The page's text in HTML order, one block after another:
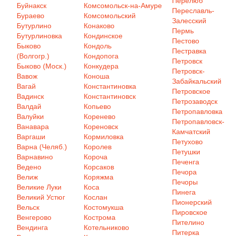
Буйнакск
Бураево
Бутурлино
Бутурлиновка
Быково
(Волгогр.)
Быково (Моск.)
Вавож
Вагай
Вадинск
Валдай
Валуйки
Ванавара
Варгаши
Варна (Челяб.)
Варнавино
Ведено
Велиж
Великие Луки
Великий Устюг
Вельск
Венгерово
Вендинга
Комсомольск-на-Амуре
Комсомольский
Конаково
Кондинское
Кондоль
Кондопога
Конкудера
Коноша
Константиновка
Константиновск
Копьево
Коренево
Кореновск
Кормиловка
Королев
Короча
Корсаков
Коряжма
Коса
Кослан
Костомукша
Кострома
Котельниково
Переславль-
Залесский
Пермь
Пестово
Пестравка
Петровск
Петровск-
Забайкальский
Петровское
Петрозаводск
Петропавловка
Петропавловск-
Камчатский
Петухово
Петушки
Печенга
Печора
Печоры
Пинега
Пионерский
Пировское
Пителино
Питерка